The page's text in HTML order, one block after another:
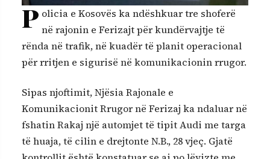
P olicia e Kosovës ka ndëshkuar tre shoferë
në rajonin e Ferizajt për kundërvajtje të
rënda në trafik, në kuadër të planit operacional
për rritjen e sigurisë në komunikacionin rrugor.
Sipas njoftimit, Njësia Rajonale e
Komunikacionit Rrugor në Ferizaj ka ndaluar në
fshatin Rakaj një automjet të tipit Audi me targa
të huaja, të cilin e drejtonte N.B., 28 vjeç. Gjatë